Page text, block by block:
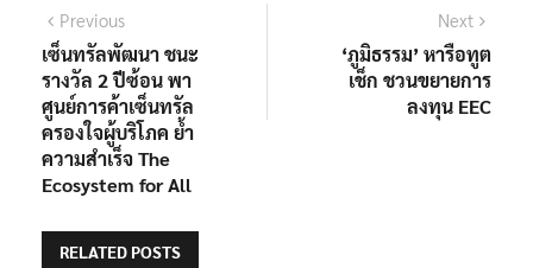
แนะแนว
เรื่อง
PreviousPrevious
post:
เซ็นทรัลพัฒนา ชนะ
รางวัล 2 ปีซ้อน พา
ศูนย์การค้าเซ็นทรัล
ครองใจผู้บริโภค ย้ำ
ความสำเร็จ The
Ecosystem for All
Next
‘ภูมิธรรม’ หารือทูต
เช็ก ชวนขยายการ
ลงทุน EEC
RELATED POSTS